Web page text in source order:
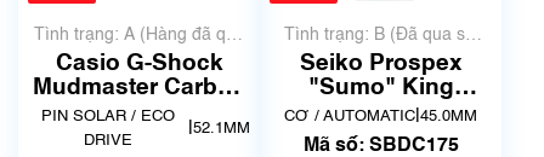
Tình trạng: A (Hàng đã qua
sử dụng nhưng rất đẹp,
không có xước)
Casio G-Shock
Mudmaster Carbon
Core Guard GWG-
B1000MG
PIN SOLAR / ECO
DRIVE
52.1MM
Tình trạng: B (Đã qua sử
dụng, hàng đẹp, có chút
xước dăm)
Seiko Prospex
"Sumo" King
SBDC175
CƠ / AUTOMATIC 45.0MM
Mã số: SBDC175